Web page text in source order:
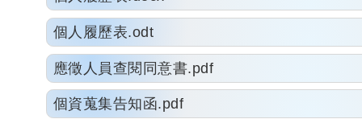
個人履歷表.odt
應徵人員查閱同意書.pdf
個資蒐集告知函.pdf